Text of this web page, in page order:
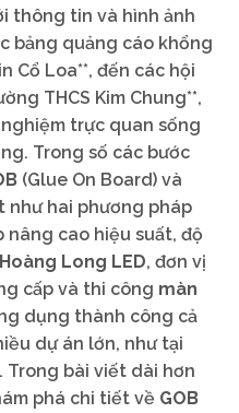
thông tin và hình ảnh
bảng quảng cáo khổng
Cổ Loa**, đến các hội
THCS Kim Chung**,
trực quan sống
Trong số các bước
(Glue On Board) và
như hai phương pháp
cao hiệu suất, độ
Hoàng Long LED, đơn vị
cấp và thi công màn
dụng thành công cả
dự án lớn, như tại
. Trong bài viết dài hơn
phá chi tiết về GOB